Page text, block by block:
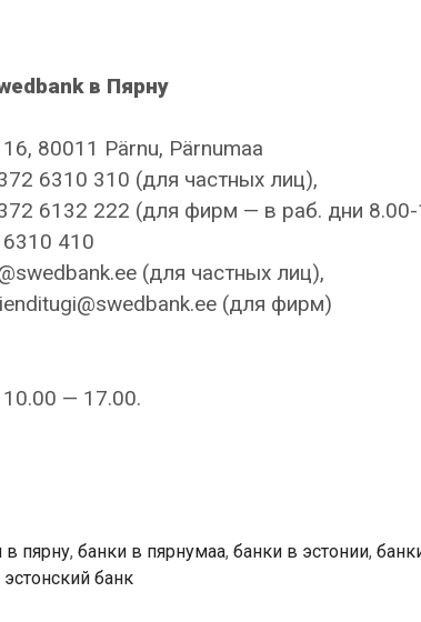
в Пярну
80011 Pärnu, Pärnumaa
6310 310 (для частных лиц),
6132 222 (для фирм — в раб. дни
410
(для частных лиц),
(для фирм)
— 17.00.
в пярну, банки в пярнумаа, банки в эстонии,
эстонский банк